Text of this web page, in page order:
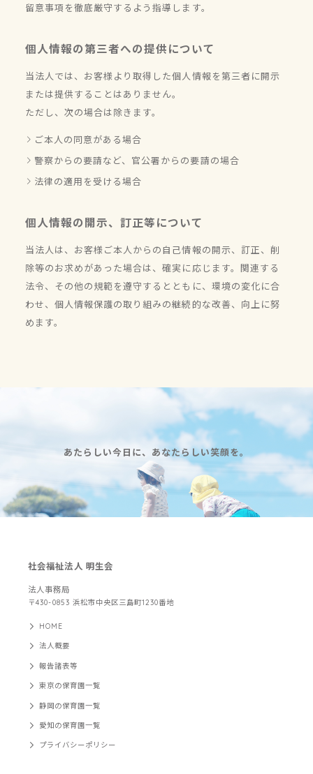
留意事項を徹底厳守するよう指導します。
個人情報の第三者への提供について
当法人では、お客様より取得した個人情報を第三者に開示
または提供することはありません。
ただし、次の場合は除きます。
ご本人の同意がある場合
警察からの要請など、官公署からの要請の場合
法律の適用を受ける場合
個人情報の開示、訂正等について
当法人は、お客様ご本人からの自己情報の開示、訂正、削
除等のお求めがあった場合は、確実に応じます。関連する
法令、その他の規範を遵守するとともに、環境の変化に合
わせ、個人情報保護の取り組みの継続的な改善、向上に努
めます。
あたらしい今日に、あなたらしい笑顔を。
社会福祉法人 明生会
法人事務局
〒430-0853 浜松市中央区三島町1230番地
HOME
法人概要
報告諸表等
東京の保育園一覧
静岡の保育園一覧
愛知の保育園一覧
プライバシーポリシー